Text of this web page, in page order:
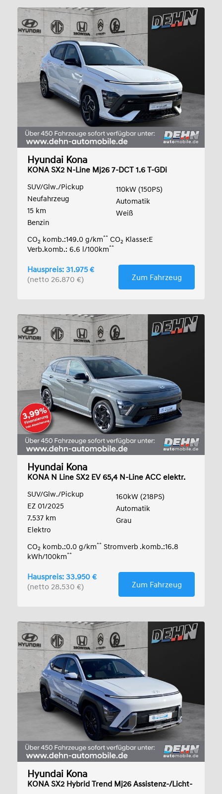
Hyundai Kona
KONA SX2 N-Line Mj26 7-DCT 1.6 T-GDi
SUV/Glw./Pickup
Neufahrzeug
15 km
Benzin
110kW (150PS)
Automatik
Weiß
CO2 komb.:149.0 g/km** CO2 Klasse:E
Verb.komb.: 6.6 l/100km**
Hauspreis: 31.975 €
(netto 26.870 €)
Zum Fahrzeug
Hyundai Kona
KONA N Line SX2 EV 65,4 N-Line ACC elektr.
SUV/Glw./Pickup
EZ 01/2025
7.537 km
Elektro
160kW (218PS)
Automatik
Grau
CO2 komb.:0.0 g/km** Stromverb .komb.:16.8
kWh/100km**
Hauspreis: 33.950 €
(netto 28.530 €)
Zum Fahrzeug
Hyundai Kona
KONA SX2 Hybrid Trend Mj26 Assistenz-/Licht-